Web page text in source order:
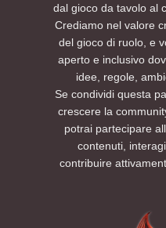
dal gioco da tavolo al
Crediamo nel valore
del gioco di ruolo, e
aperto e inclusivo
idee, regole,
Se condividi questa
crescere la
potrai partecipare
contenuti,
contribuire